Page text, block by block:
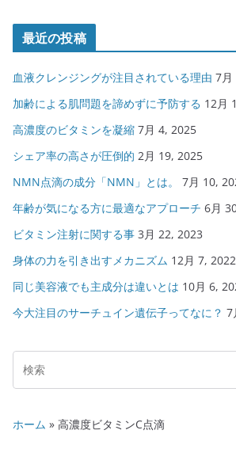
最近の投稿
血液クレンジングが注目されている理由 7月
加齢による肌問題を諦めずに予防する 12月
高濃度のビタミンを凝縮 7月 4, 2025
シェア率の高さが圧倒的 2月 19, 2025
NMN点滴の成分「NMN」とは。
7月 10,
年齢が気になる方に最適なアプローチ 6月
ビタミン注射に関する事 3月 22, 2023
身体の力を引き出すメカニズム 12月 7, 2022
同じ美容液でも主成分は違いとは 10月 6,
今大注目のサーチュイン遺伝子ってなに？ 7
ホーム » 高濃度ビタミンC点滴